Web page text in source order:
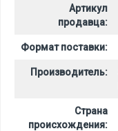
Артикул
продавца:
Формат поставки:
Производитель:
Страна
происхождения: